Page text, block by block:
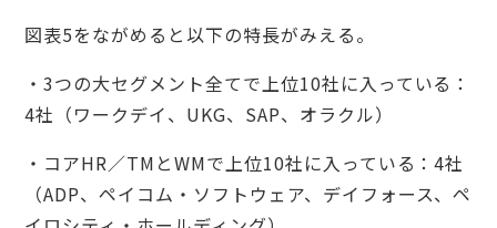
図表5をながめると以下の特長がみえる。
・3つの大セグメント全てで上位10社に入っている：
4社（ワークデイ、UKG、SAP、オラクル）
・コアHR／TMとWMで上位10社に入っている：4社
（ADP、ペイコム・ソフトウェア、デイフォース、ペ